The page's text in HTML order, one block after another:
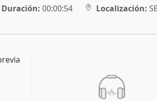
Duración: 00:00:54 Localización: